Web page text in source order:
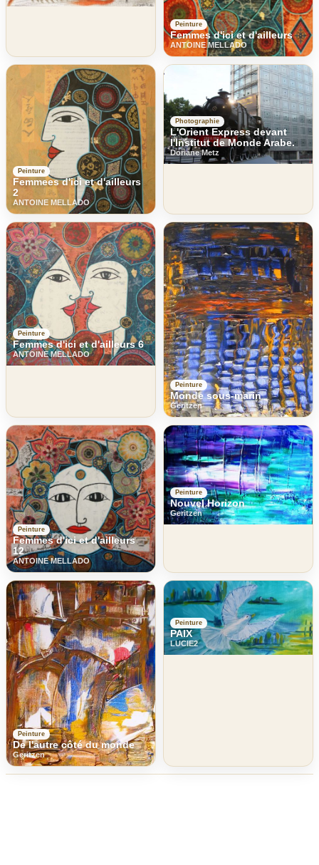
Peinture
Femmes d'ici et d'ailleurs
ANTOINE MELLADO
Peinture
Femmees d'ici et d'ailleurs
2
ANTOINE MELLADO
Photographie
L'Orient Express devant
l'Institut de Monde Arabe.
Doriane Metz
Peinture
Femmes d'ici et d'ailleurs 6
ANTOINE MELLADO
Peinture
Monde sous-marin
Geritzen
Peinture
Femmes d'ici et d'ailleurs
12
ANTOINE MELLADO
Peinture
Nouvel Horizon
Geritzen
Peinture
De l'autre côté du monde
Geritzen
Peinture
PAIX
LUCIE2